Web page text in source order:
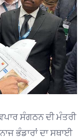
ਸੰਗਠਨ ਦੀ ਮੰਤਰੀ
ਭੰਡਾਰਾਂ ਦਾ ਸਥਾਈ